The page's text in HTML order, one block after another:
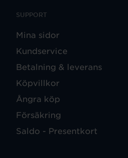
SUPPORT
Mina sidor
Kundservice
Betalning & leverans
Köpvillkor
Ångra köp
Försäkring
Saldo - Presentkort